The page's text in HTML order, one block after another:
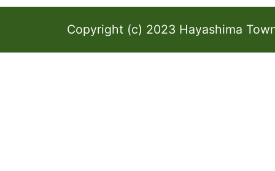
Copyright (c) 2023 Hayashima